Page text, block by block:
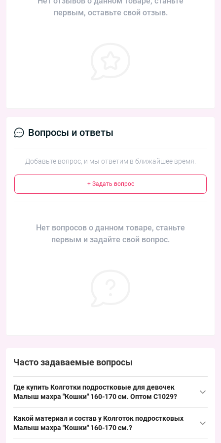
первым, оставьте свой отзыв.
Вопросы и ответы
Добавьте вопрос, и мы ответим в ближайшее время.
+ Задать вопрос
Нет вопросов о данном товаре, станьте
первым и задайте свой вопрос.
Часто задаваемые вопросы
Где купить Колготки подростковые для девочек
Малыш махра "Кошки" 160-170 см. Оптом C1029?
"Кошки" 160-170 см. Оптом C1029 можно из Одессы 7КМ; этот
Какой материал и состав у Колготок подростковых
Малыш махра "Кошки" 160-170 см.?